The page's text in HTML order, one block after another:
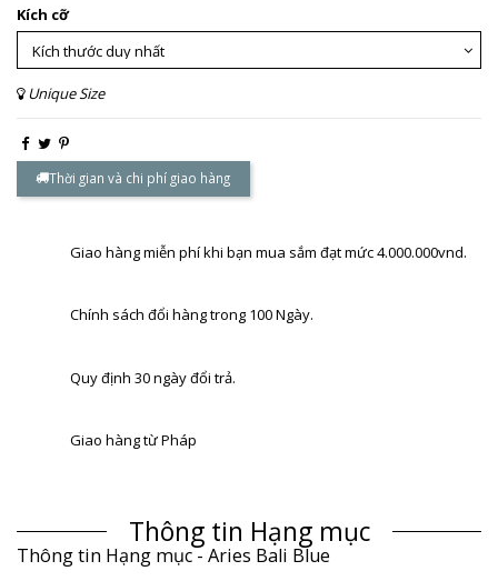
Kích cỡ
Unique Size
Thời gian và chi phí giao hàng
Giao hàng miễn phí khi bạn mua sắm đạt mức 4.000.000vnd.
Chính sách đổi hàng trong 100 Ngày.
Quy định 30 ngày đổi trả.
Giao hàng từ Pháp
Thông tin Hạng mục
Thông tin Hạng mục - Aries Bali Blue